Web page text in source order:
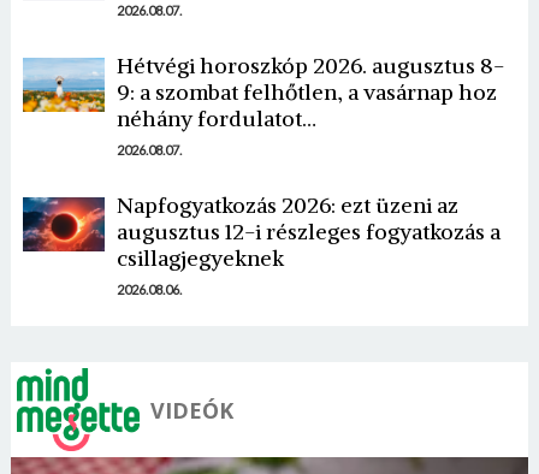
2026.08.07.
Hétvégi horoszkóp 2026. augusztus 8-
9: a szombat felhőtlen, a vasárnap hoz
néhány fordulatot…
2026.08.07.
Napfogyatkozás 2026: ezt üzeni az
augusztus 12-i részleges fogyatkozás a
csillagjegyeknek
2026.08.06.
VIDEÓK
Borsonline bejelentkezés